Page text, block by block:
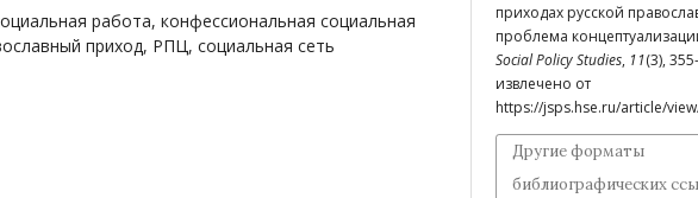
работа, конфессиональная социальная
приход, РПЦ, социальная сеть
приходах русской
проблема
Social Policy Studies, 11(3),
извлечено от
https://jsps.hse.ru/article/
Другие форматы
библиографических